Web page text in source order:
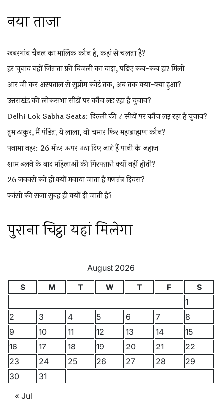
नया ताजा
खबरगांव चैनल का मालिक कौन है, कहां से चलता है?
हर चुनाव नहीं जिताता फ्री बिजली का वादा, पढ़िए कब-कब हार मिली
आर जी कर अस्पताल से सुप्रीम कोर्ट तक, अब तक क्या-क्या हुआ?
उत्तराखंड की लोकसभा सीटों पर कौन लड़ रहा है चुनाव?
Delhi Lok Sabha Seats: दिल्ली की 7 सीटों पर कौन लड़ रहा है चुनाव?
तुम ठाकुर, मैं पंडित, ये लाला, वो चमार फिर महाब्राह्मण कौन?
पनामा नहर: 26 मीटर ऊपर उठा दिए जाते हैं पानी के जहाज
शाम ढलने के बाद महिलाओं की गिरफ्तारी क्यों नहीं होती?
26 जनवरी को ही क्यों मनाया जाता है गणतंत्र दिवस?
फांसी की सजा सुबह ही क्यों दी जाती है?
पुराना चिट्ठा यहां मिलेगा
August 2026
S
M T W T F
S
1
2
3 4 5 6 7
8
9
10 11 12 13 14
15
16
17 18 19 20 21
22
23
24 25 26 27 28
29
30
31
« Jul